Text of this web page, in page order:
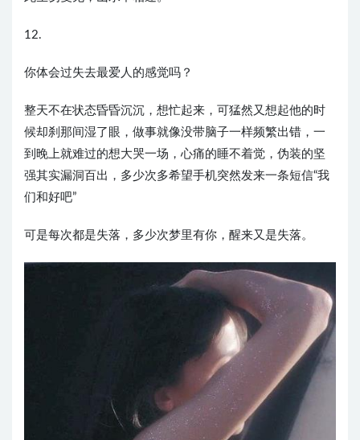
12.
你体会过失去最爱人的感觉吗？
整天不在状态昏昏沉沉，想忙起来，可猛然又想起他的时
候却刹那间湿了眼，做事就像没带脑子一样频繁出错，一
到晚上就难过的想大哭一场，心痛的睡不着觉，伪装的坚
强其实漏洞百出，多少次多希望手机突然发来一条短信“我
们和好吧”
可是每次都是失落，多少次梦里有你，醒来又是失落。